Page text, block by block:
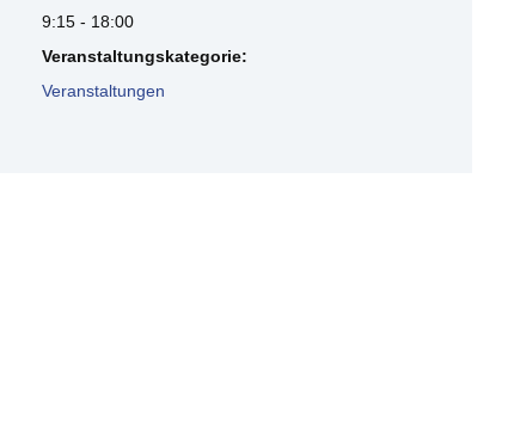
9:15 - 18:00
Veranstaltungskategorie:
Veranstaltungen